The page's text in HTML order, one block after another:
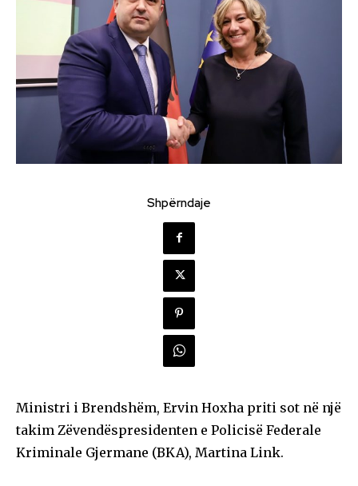
Shpërndaje
Ministri i Brendshëm, Ervin Hoxha priti sot në një
takim Zëvendëspresidenten e Policisë Federale
Kriminale Gjermane (BKA), Martina Link.